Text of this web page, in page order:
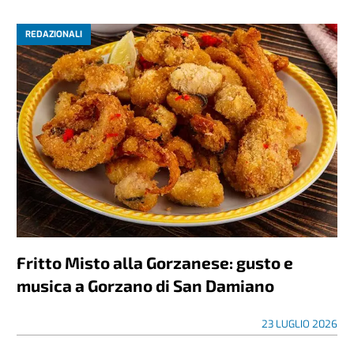
REDAZIONALI
Fritto Misto alla Gorzanese: gusto e
musica a Gorzano di San Damiano
23 LUGLIO 2026